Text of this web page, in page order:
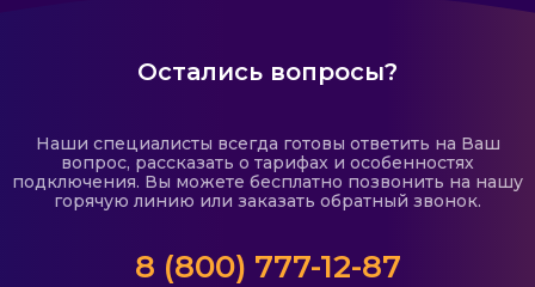
Остались вопросы?
Наши специалисты всегда готовы ответить на Ваш
вопрос, рассказать о тарифах и особенностях
подключения. Вы можете бесплатно позвонить на нашу
горячую линию или заказать обратный звонок.
8 (800) 777-12-87